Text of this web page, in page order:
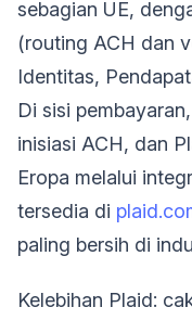
sebagian UE,
(routing ACH dan
Identitas,
Di sisi
inisiasi ACH, dan
Eropa melalui
tersedia di
paling bersih di
Kelebihan Plaid: